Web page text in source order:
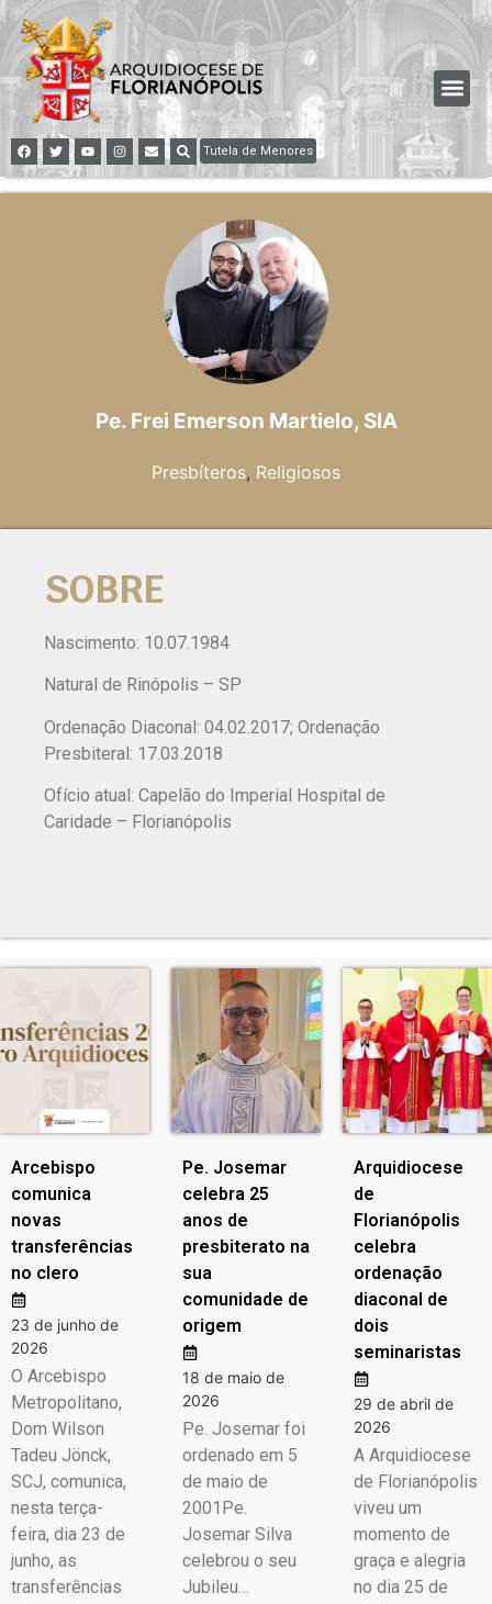
Tutela de Menores
Pe. Frei Emerson Martielo, SIA
Presbíteros, Religiosos
SOBRE
Nascimento: 10.07.1984
Natural de Rinópolis – SP
Ordenação Diaconal: 04.02.2017; Ordenação
Presbiteral: 17.03.2018
Ofício atual: Capelão do Imperial Hospital de
Caridade – Florianópolis
Arcebispo
comunica
novas
transferências
no clero
23 de junho de
2026
O Arcebispo
Metropolitano,
Dom Wilson
Tadeu Jönck,
SCJ, comunica,
nesta terça-
feira, dia 23 de
junho, as
transferências
Pe. Josemar
celebra 25
anos de
presbiterato na
sua
comunidade de
origem
18 de maio de
2026
Pe. Josemar foi
ordenado em 5
de maio de
2001Pe.
Josemar Silva
celebrou o seu
Jubileu…
Arquidiocese
de
Florianópolis
celebra
ordenação
diaconal de
dois
seminaristas
29 de abril de
2026
A Arquidiocese
de Florianópolis
viveu um
momento de
graça e alegria
no dia 25 de